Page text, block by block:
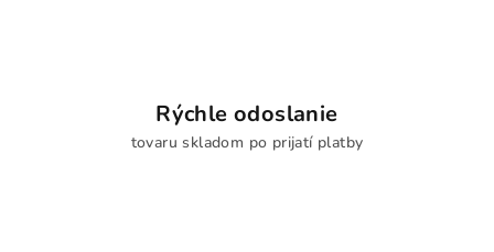
Rýchle odoslanie
tovaru skladom po prijatí platby